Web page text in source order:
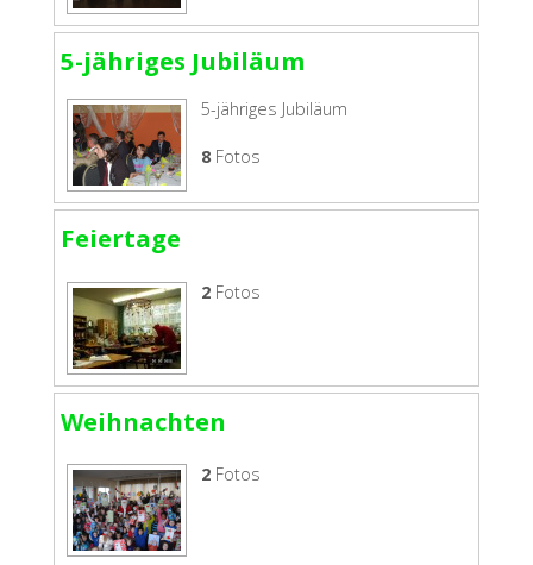
5-jähriges Jubiläum
5-jähriges Jubiläum
8Fotos
Feiertage
2Fotos
Weihnachten
2Fotos